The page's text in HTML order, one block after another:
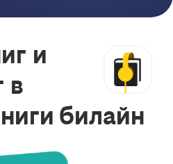
и
в
билайн